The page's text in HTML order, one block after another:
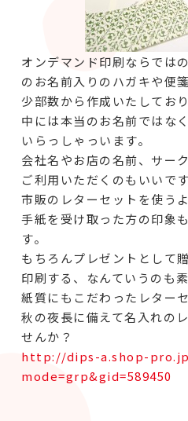
オンデマンド印刷ならでは
のお名前入りのハガキや便
少部数から作成いたしており
中には本当のお名前ではな
いらっしゃっいます。
会社名やお店の名前、サー
ご利用いただくのもいいです
市販のレターセットを使う
手紙を受け取った方の印象
す。
もちろんプレゼントとして
印刷する、なんていうのも
紙質にもこだわったレターセ
秋の夜長に備えて名入れの
せんか？
http://dips-a.shop-
mode=grp&gid=589450